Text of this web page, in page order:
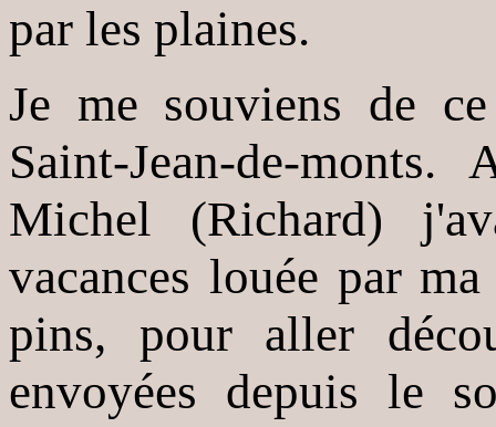
par les plaines.
Je me souviens de
Saint-Jean-de-
Michel (Richard)
vacances louée par
pins, pour aller
envoyées depuis le